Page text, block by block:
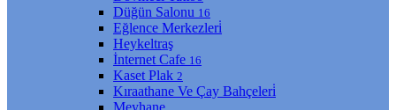
Düğün Salonu 16
Eğlence Merkezleri̇
Heykeltraş
İnternet Cafe 16
Kaset Plak 2
Kıraathane Ve Çay Bahçeleri̇
Meyhane